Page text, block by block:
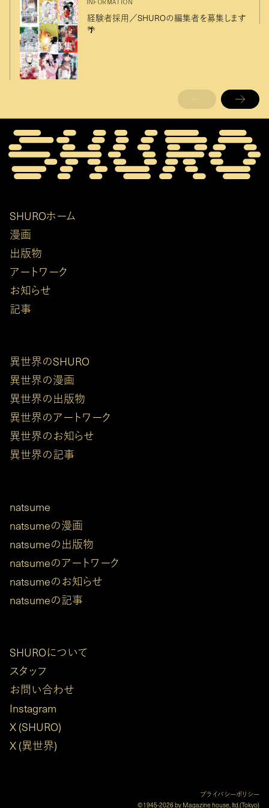
INFORMATION
経験者採用／SHUROの編集者を募集します
🌴
SHUROホーム
漫画
出版物
アートワーク
お知らせ
記事
異世界のSHURO
異世界の漫画
異世界の出版物
異世界のアートワーク
異世界のお知らせ
異世界の記事
natsume
natsumeの漫画
natsumeの出版物
natsumeのアートワーク
natsumeのお知らせ
natsumeの記事
SHUROについて
スタッフ
お問い合わせ
Instagram
X (SHURO)
X (異世界)
プライバシーポリシー
©1945-2026 by Magazine house, ltd.(Tokyo)